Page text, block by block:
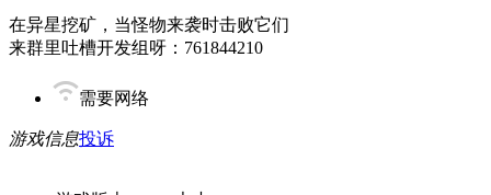
在异星挖矿，当怪物来袭时击败它们
来群里吐槽开发组呀：761844210
需要网络
游戏信息投诉